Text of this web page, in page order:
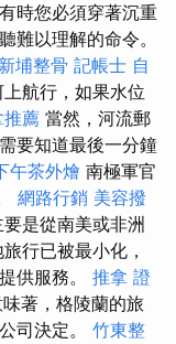
時您必須穿著沉重
難以理解的命令。
新埔整骨 記帳士 自
航行，如果水位
推薦 當然，河流郵
要知道最後一分鐘
午茶外燴 南極軍官
網路行銷 美容撥
是從南美或非洲
行已被最小化，
供服務。 推拿 證
著，格陵蘭的旅
司決定。 竹東整